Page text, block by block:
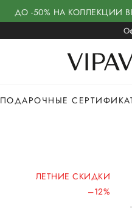
ДО -50% НА КОЛЛЕКЦИИ
ПОДАРОЧНЫЕ
ЛЕТНИЕ СКИДКИ
–12%